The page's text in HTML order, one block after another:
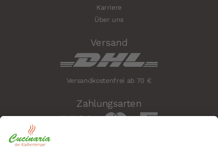
Karriere
Über uns
Versand
Versandkostenfrei ab 70 €
Zahlungsarten